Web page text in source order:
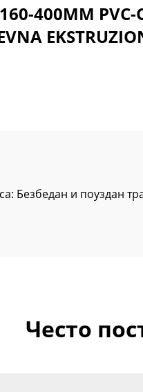
160-400MM PVC-
Безбедан и поуздан
Често